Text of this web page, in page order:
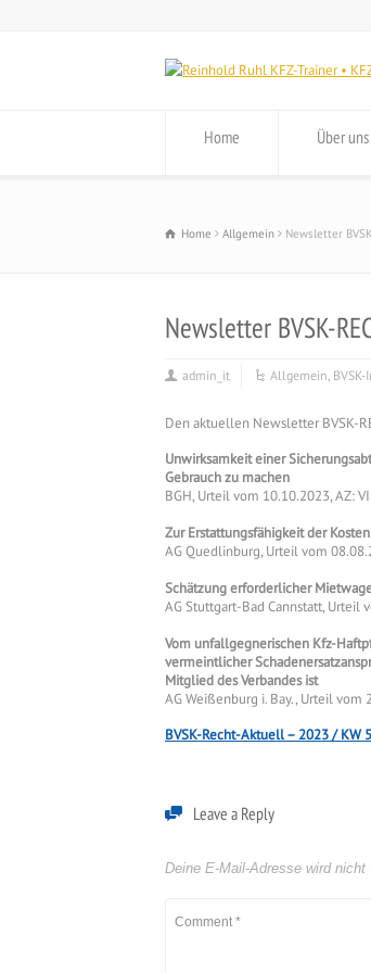
Home Über uns
Home Allgemein Newsletter
Newsletter BVSK-
admin_it Allgemein,
Den aktuellen Newsletter BVSK-
Unwirksamkeit einer
Gebrauch zu machen
BGH, Urteil vom 10.10.2023, AZ:
Zur Erstattungsfähigkeit der
AG Quedlinburg, Urteil vom
Schätzung erforderlicher
AG Stuttgart-Bad Cannstatt, Urteil
Vom unfallgegnerischen Kfz-
vermeintlicher
Mitglied des Verbandes ist
AG Weißenburg i. Bay., Urteil vom
BVSK-Recht-Aktuell – 2023 / KW
Leave a Reply
Deine E-Mail-Adresse wird nicht